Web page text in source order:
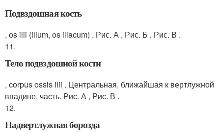
Подвздошная кость
, os ilii (ilium, os iliacum) . Рис. А , Рис. Б , Рис. В .
11.
Тело подвздошной кости
, corpus ossis ilii . Центральная, ближайшая к вертлужной
впадине, часть. Рис. А , Рис. В .
12.
Надвертлужная борозда